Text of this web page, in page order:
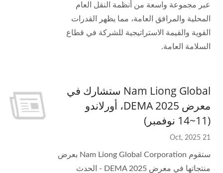
عبر مجموعة واسعة من أنظمة النقل العام
المحلية والمرافق العامة، مما يظهر القدرات
القوية والقيمة الاستراتيجية للشركة في قطاع
السلامة العامة.
Nam Liong Global ستشارك في
معرض DEMA 2025، أورلاندو
(11~14 نوفمبر)
21 Oct, 2025
ستقوم Nam Liong Global Corporation بعرض
منتجاتها في معرض DEMA 2025 - الحدث